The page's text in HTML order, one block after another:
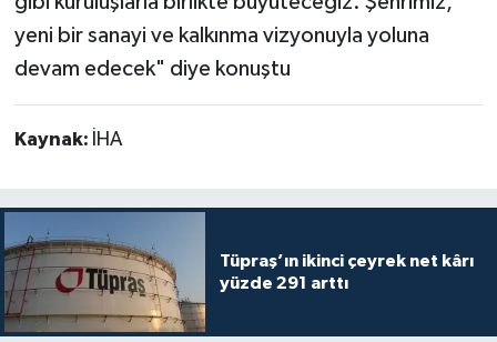
yeni bir sanayi ve kalkınma vizyonuyla yoluna
devam edecek" diye konuştu
Kaynak: İHA
Tüpraş’ın ikinci çeyrek net kârı
yüzde 291 arttı